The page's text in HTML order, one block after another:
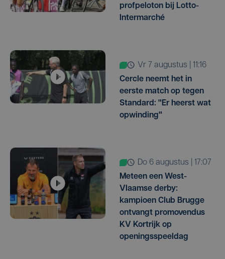
profpeloton bij Lotto-
Intermarché
vr 7 augustus | 11:16
Cercle neemt het in
eerste match op tegen
Standard: "Er heerst wat
opwinding"
do 6 augustus | 17:07
Meteen een West-
Vlaamse derby:
kampioen Club Brugge
ontvangt promovendus
KV Kortrijk op
openingsspeeldag